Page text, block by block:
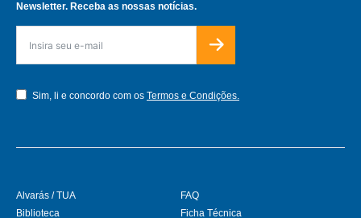
Newsletter. Receba as nossas notícias.
Sim, li e concordo com os Termos e Condições.
Alvarás / TUA
Biblioteca
FAQ
Ficha Técnica